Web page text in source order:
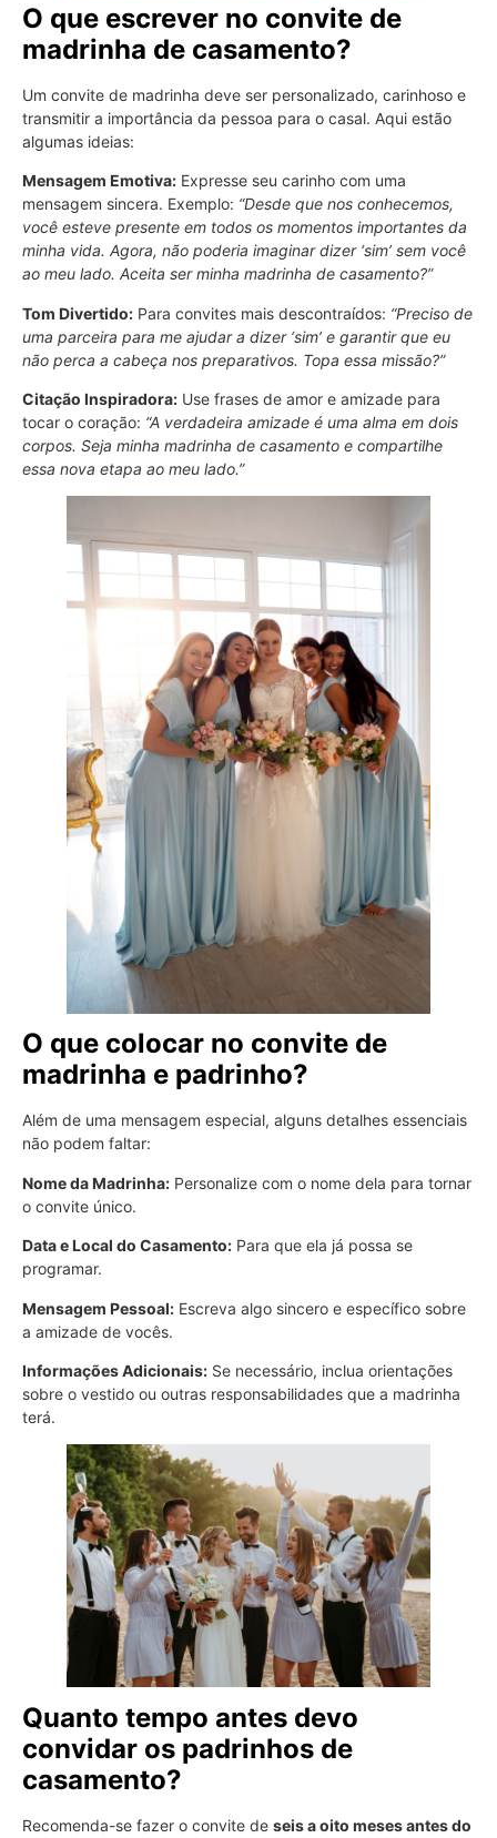
O que escrever no convite de
madrinha de casamento?
Um convite de madrinha deve ser personalizado, carinhoso e
transmitir a importância da pessoa para o casal. Aqui estão
algumas ideias:
Mensagem Emotiva: Expresse seu carinho com uma
mensagem sincera. Exemplo: “Desde que nos conhecemos,
você esteve presente em todos os momentos importantes da
minha vida. Agora, não poderia imaginar dizer ‘sim’ sem você
ao meu lado. Aceita ser minha madrinha de casamento?”
Tom Divertido: Para convites mais descontraídos: “Preciso de
uma parceira para me ajudar a dizer ‘sim’ e garantir que eu
não perca a cabeça nos preparativos. Topa essa missão?”
Citação Inspiradora: Use frases de amor e amizade para
tocar o coração: “A verdadeira amizade é uma alma em dois
corpos. Seja minha madrinha de casamento e compartilhe
essa nova etapa ao meu lado.”
O que colocar no convite de
madrinha e padrinho?
Além de uma mensagem especial, alguns detalhes essenciais
não podem faltar:
Nome da Madrinha: Personalize com o nome dela para tornar
o convite único.
Data e Local do Casamento: Para que ela já possa se
programar.
Mensagem Pessoal: Escreva algo sincero e específico sobre
a amizade de vocês.
Informações Adicionais: Se necessário, inclua orientações
sobre o vestido ou outras responsabilidades que a madrinha
terá.
Quanto tempo antes devo
convidar os padrinhos de
casamento?
Recomenda-se fazer o convite de seis a oito meses antes do